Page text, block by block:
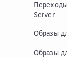
Server
Образы
Образы